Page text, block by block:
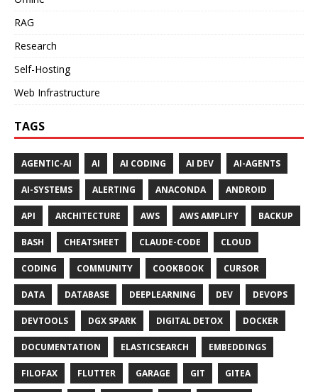
RAG
Research
Self-Hosting
Web Infrastructure
TAGS
AGENTIC-AI AI AI CODING AI DEV AI-AGENTS
AI-SYSTEMS ALERTING ANACONDA ANDROID
API ARCHITECTURE AWS AWS AMPLIFY BACKUP
BASH CHEATSHEET CLAUDE-CODE CLOUD
CODING COMMUNITY COOKBOOK CURSOR
DATA DATABASE DEEPLEARNING DEV DEVOPS
DEVTOOLS DGX SPARK DIGITAL DETOX DOCKER
DOCUMENTATION ELASTICSEARCH EMBEDDINGS
FILOFAX FLUTTER GARAGE GIT GITEA